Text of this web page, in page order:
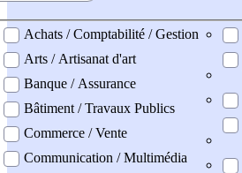
professionel
Achats / Comptabilité / Gestion
Arts / Artisanat d'art
Banque / Assurance
Bâtiment / Travaux Publics
Commerce / Vente
Communication / Multimédia